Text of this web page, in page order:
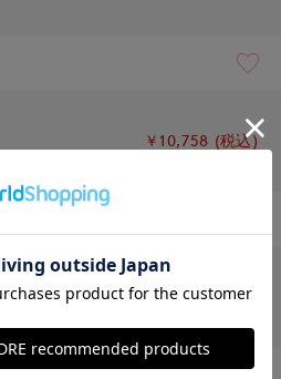
￥10,758 (税込)
￥10,758 (税込)